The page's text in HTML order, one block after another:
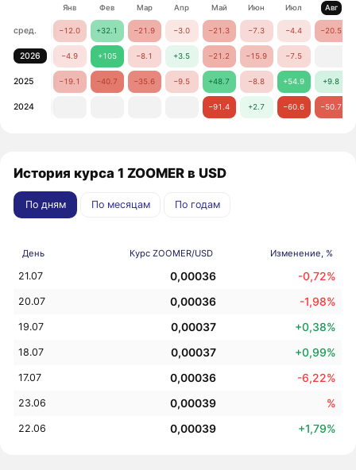
Янв Фев Мар Апр Май Июн Июл Авг
сред. −12.0 +32.1 −21.9 −3.0 −21.3 −7.3 −4.4 −20.5
2026 −4.9 +105 −8.1 +3.5 −21.2 −15.9 −7.5
2025 −19.1 −40.7 −35.6 −9.5 +48.7 −8.8 +54.9 +9.8
2024 −91.4 +2.7 −60.6 −50.7
История курса 1 ZOOMER в USD
По дням По месяцам По годам
День Курс ZOOMER/USD Изменение, %
21.07 0,00036 -0,72%
20.07 0,00036 -1,98%
19.07 0,00037 +0,38%
18.07 0,00037 +0,99%
17.07 0,00036 -6,22%
23.06 0,00039 %
22.06 0,00039 +1,79%